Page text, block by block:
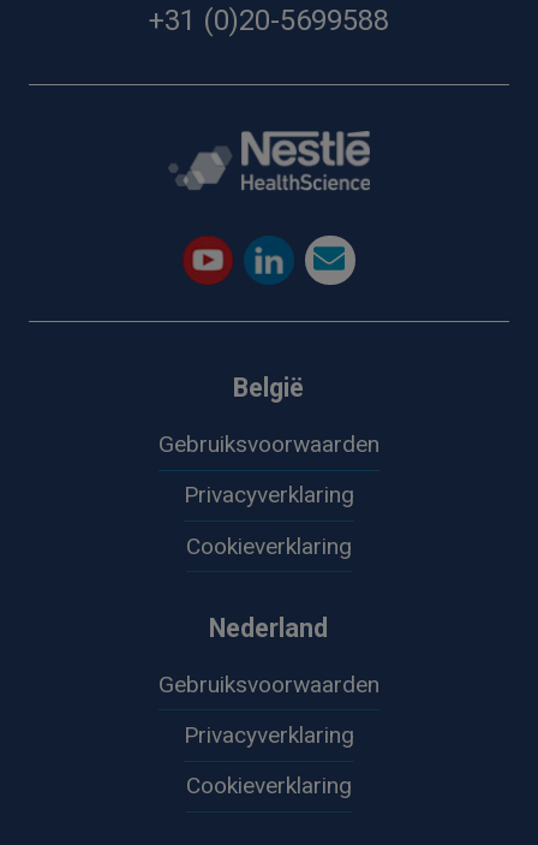
+31 (0)20-5699588
België
Gebruiksvoorwaarden
Privacyverklaring
Cookieverklaring
Nederland
Gebruiksvoorwaarden
Privacyverklaring
Cookieverklaring